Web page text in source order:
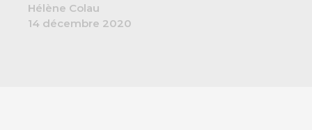
Hélène Colau
14 décembre 2020